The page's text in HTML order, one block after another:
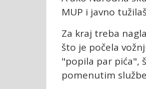
MUP i javno
Za kraj treba
što je počela
"popila par pića",
pomenutim